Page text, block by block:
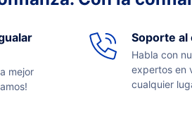
mejor
Soporte
Habla con
expertos en
cualquier